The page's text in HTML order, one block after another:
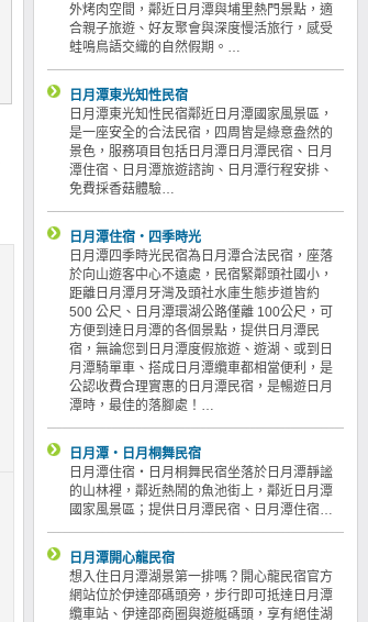
外烤肉空間，鄰近日月潭與埔里熱門景點，適
合親子旅遊、好友聚會與深度慢活旅行，感受
蛙鳴鳥語交織的自然假期。…
日月潭東光知性民宿
日月潭東光知性民宿鄰近日月潭國家風景區，
是一座安全的合法民宿，四周皆是綠意盎然的
景色，服務項目包括日月潭日月潭民宿、日月
潭住宿、日月潭旅遊諮詢、日月潭行程安排、
免費採香菇體驗…
日月潭住宿‧四季時光
日月潭四季時光民宿為日月潭合法民宿，座落
於向山遊客中心不遠處，民宿緊鄰頭社國小，
距離日月潭月牙灣及頭社水庫生態步道皆約
500 公尺、日月潭環湖公路僅離 100公尺，可
方便到達日月潭的各個景點，提供日月潭民
宿，無論您到日月潭度假旅遊、遊湖、或到日
月潭騎單車、搭成日月潭纜車都相當便利，是
公認收費合理實惠的日月潭民宿，是暢遊日月
潭時，最佳的落腳處！…
日月潭‧日月桐舞民宿
日月潭住宿‧日月桐舞民宿坐落於日月潭靜謐
的山林裡，鄰近熱鬧的魚池街上，鄰近日月潭
國家風景區；提供日月潭民宿、日月潭住宿…
日月潭開心龍民宿
想入住日月潭湖景第一排嗎？開心龍民宿官方
網站位於伊達邵碼頭旁，步行即可抵達日月潭
纜車站、伊達邵商圈與遊艇碼頭，享有絕佳湖